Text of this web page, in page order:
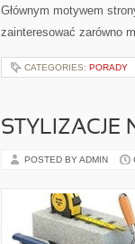
Głównym motywem
zainteresować zarówno
CATEGORIES: PORADY
STYLIZACJE
POSTED BY ADMIN